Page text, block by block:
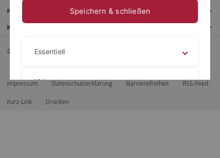
Portale
Kontaktinfo
© 2026 Eberhard Karls Universität Tübingen, Tübingen
Impressum Datenschutzerklärung Barrierefreiheit RSS-Feed
Kurz-Link Drucken
Speichern & schließen
Essentiell
Videos